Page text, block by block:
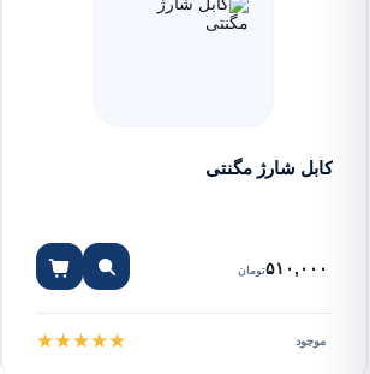
کابل شارژ مگنتی
۵۱۰,۰۰۰تومان
موجود ★★★★★